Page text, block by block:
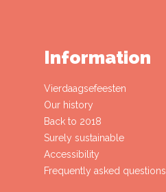
Information
Vierdaagsefeesten
Our history
Back to 2018
Surely sustainable
Accessibility
Frequently asked questions